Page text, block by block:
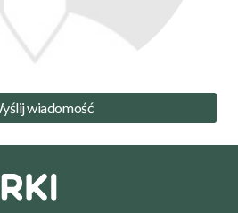
kalendarz korepetycji
prace pisemne (pomoc)
matury
studiów
Minimum
wiadomość